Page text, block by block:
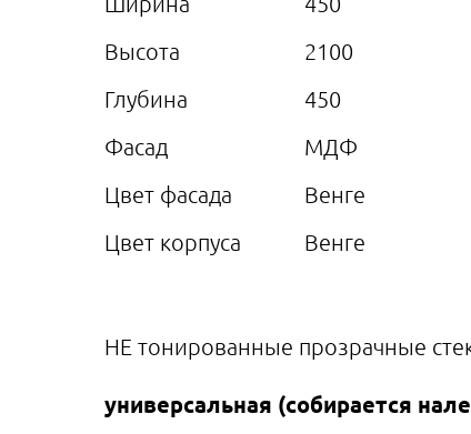
Высота
2100
Глубина
450
Фасад
МДФ
Цвет фасада
Венге
Цвет корпуса
Венге
НЕ тонированные прозрачные
универсальная (собирается